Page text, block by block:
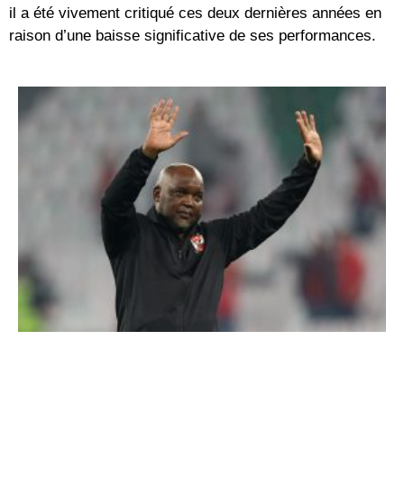
il a été vivement critiqué ces deux dernières années en
raison d’une baisse significative de ses performances.